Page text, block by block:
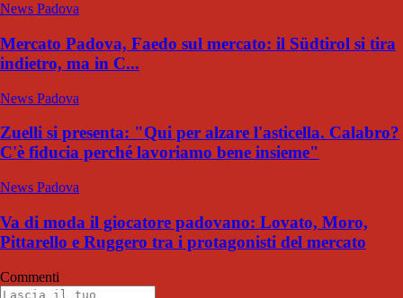
News Padova
Mercato Padova, Faedo sul mercato: il Südtirol si tira
indietro, ma in C...
News Padova
Zuelli si presenta: "Qui per alzare l'asticella. Calabro?
C'è fiducia perché lavoriamo bene insieme"
News Padova
Va di moda il giocatore padovano: Lovato, Moro,
Pittarello e Ruggero tra i protagonisti del mercato
Commenti